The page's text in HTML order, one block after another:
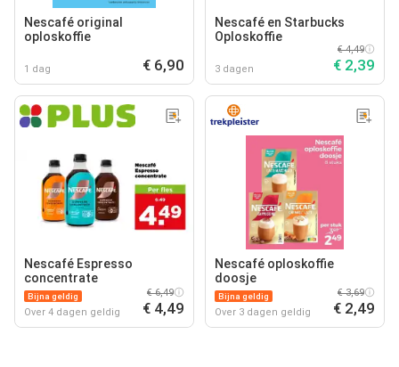
Nescafé original
oploskoffie
1 dag € 6,90
Nescafé en Starbucks
Oploskoffie
3 dagen
€ 4,49
€ 2,39
Nescafé Espresso
concentrate
Bijna geldig
Over 4 dagen geldig
€ 6,49
€ 4,49
Nescafé oploskoffie
doosje
Bijna geldig
Over 3 dagen geldig
€ 3,69
€ 2,49